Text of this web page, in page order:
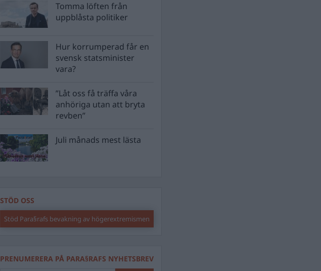
Tomma löften från
uppblåsta politiker
Hur korrumperad får en
svensk statsminister
vara?
”Låt oss få träffa våra
anhöriga utan att bryta
revben”
Juli månads mest lästa
STÖD OSS
Stöd Para§rafs bevakning av högerextremismen
PRENUMERERA PÅ PARA§RAFS NYHETSBREV